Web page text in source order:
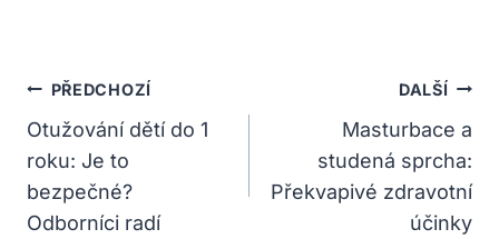
Navigace
Pro
Příspěvek
PŘEDCHOZÍ
Otužování dětí do 1
roku: Je to
bezpečné?
Odborníci radí
DALŠÍ
Masturbace a
studená sprcha:
Překvapivé zdravotní
účinky